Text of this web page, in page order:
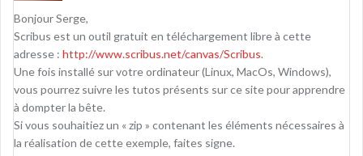
Bonjour Serge,
Scribus est un outil gratuit en téléchargement libre à cette
adresse : http://www.scribus.net/canvas/Scribus.
Une fois installé sur votre ordinateur (Linux, MacOs, Windows),
vous pourrez suivre les tutos présents sur ce site pour apprendre
à dompter la bête.
Si vous souhaitiez un « zip » contenant les éléments nécessaires à
la réalisation de cette exemple, faites signe.